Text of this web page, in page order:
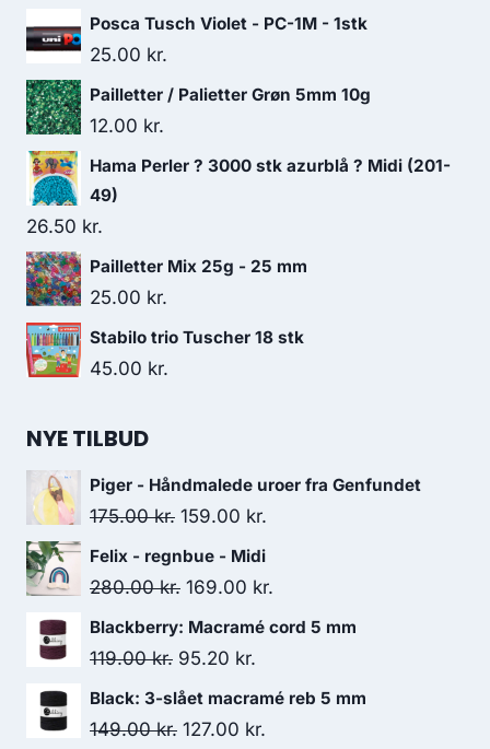
Posca Tusch Violet - PC-1M - 1stk
25.00 kr.
Pailletter / Palietter Grøn 5mm 10g
12.00 kr.
Hama Perler ? 3000 stk azurblå ? Midi (201-
49)
26.50 kr.
Pailletter Mix 25g - 25 mm
25.00 kr.
Stabilo trio Tuscher 18 stk
45.00 kr.
NYE TILBUD
Piger - Håndmalede uroer fra Genfundet
175.00kr. 159.00 kr.
Felix - regnbue - Midi
280.00kr. 169.00 kr.
Blackberry: Macramé cord 5 mm
119.00kr. 95.20 kr.
Black: 3-slået macramé reb 5 mm
149.00kr. 127.00 kr.